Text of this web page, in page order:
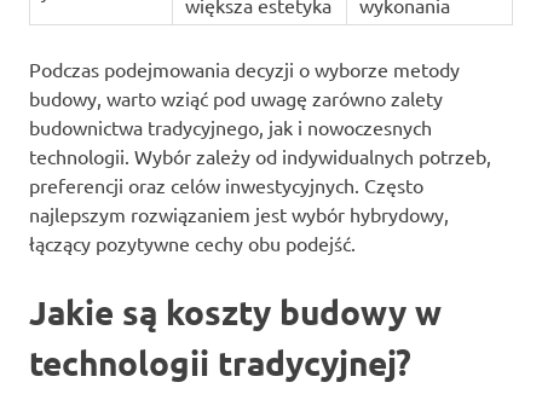
Podczas podejmowania decyzji o wyborze metody
budowy, warto wziąć pod uwagę zarówno zalety
budownictwa tradycyjnego, jak i nowoczesnych
technologii. Wybór zależy od indywidualnych potrzeb,
preferencji oraz celów inwestycyjnych. Często
najlepszym rozwiązaniem jest wybór hybrydowy,
łączący pozytywne cechy obu podejść.
Jakie są koszty budowy w
technologii tradycyjnej?